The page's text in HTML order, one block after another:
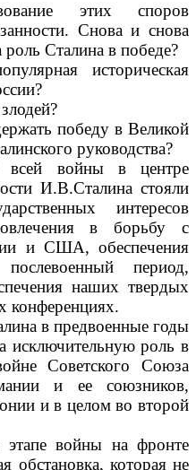
этих споров
Снова и снова
роль Сталина в победе?
историческая
победу в Великой
руководства?
войны в центре
И.В.Сталина стояли
интересов
в борьбу с
и США, обеспечения
период,
наших твердых
конференциях.
в предвоенные годы
исключительную роль в
Советского Союза
и ее союзников,
и в целом во второй
войны на фронте
обстановка, которая не